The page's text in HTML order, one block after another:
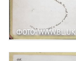
ФОТО: WWW.BL.UK